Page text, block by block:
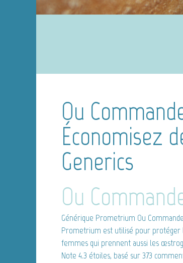
Ou
Économisez
Generics
Ou
Générique Prometrium Ou
Prometrium est utilisé pour protéger
femmes qui prennent aussi les
Note 4.3 étoiles, basé sur373